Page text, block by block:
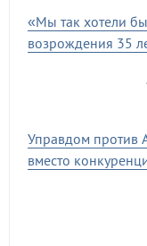
«Мы так хотели
возрождения 35
Управдом против
вместо